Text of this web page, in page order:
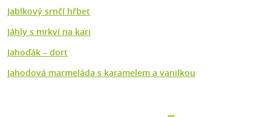
Jablkový srnčí hřbet
Jáhly s mrkví na kari
Jahoďák – dort
Jahodová marmeláda s karamelem a vanilkou